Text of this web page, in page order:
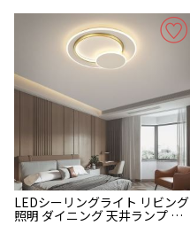
LEDシーリングライト リビング
照明 ダイニング 天井ランプ 丸